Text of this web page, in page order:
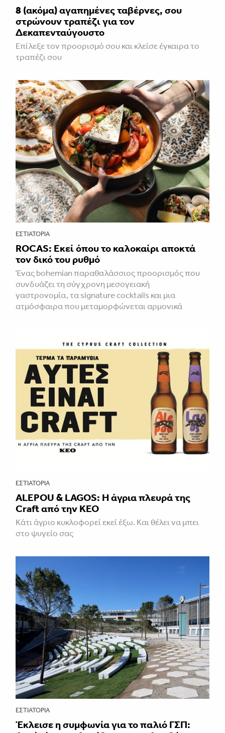
8 (ακόμα) αγαπημένες ταβέρνες, σου
στρώνουν τραπέζι για τον
Δεκαπενταύγουστο
Επίλεξε τον προορισμό σου και κλείσε έγκαιρα το
τραπέζι σου
ΕΣΤΙΑΤΌΡΙΑ
ROCAS: Εκεί όπου το καλοκαίρι αποκτά
τον δικό του ρυθμό
Ένας bohemian παραθαλάσσιος προορισμός που
συνδυάζει τη σύγχρονη μεσογειακή
γαστρονομία, τα signature cocktails και μια
ατμόσφαιρα που μεταμορφώνεται αρμονικά
ΕΣΤΙΑΤΌΡΙΑ
ALEPOU & LAGOS: Η άγρια πλευρά της
Craft από την ΚΕΟ
Κάτι άγριο κυκλοφορεί εκεί έξω. Και θέλει να μπει
στο ψυγείο σας
ΕΣΤΙΑΤΌΡΙΑ
Έκλεισε η συμφωνία για το παλιό ΓΣΠ: